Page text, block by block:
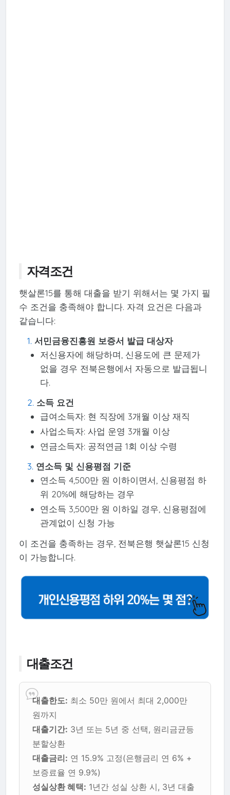
자격조건
햇살론15를 통해 대출을 받기 위해서는 몇 가지 필
수 조건을 충족해야 합니다. 자격 요건은 다음과
같습니다:
서민금융진흥원 보증서 발급 대상자
저신용자에 해당하며, 신용도에 큰 문제가
없을 경우 전북은행에서 자동으로 발급됩니
다.
소득 요건
급여소득자: 현 직장에 3개월 이상 재직
사업소득자: 사업 운영 3개월 이상
연금소득자: 공적연금 1회 이상 수령
연소득 및 신용평점 기준
연소득 4,500만 원 이하이면서, 신용평점 하
위 20%에 해당하는 경우
연소득 3,500만 원 이하일 경우, 신용평점에
관계없이 신청 가능
이 조건을 충족하는 경우, 전북은행 햇살론15 신청
이 가능합니다.
대출조건
대출한도: 최소 50만 원에서 최대 2,000만
원까지
대출기간: 3년 또는 5년 중 선택, 원리금균등
분할상환
대출금리: 연 15.9% 고정(은행금리 연 6% +
보증료율 연 9.9%)
성실상환 혜택: 1년간 성실 상환 시, 3년 대출